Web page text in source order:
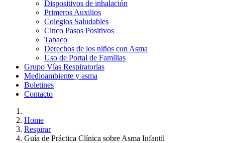
Dispositivos de inhalación
Primeros Auxilios
Colegios Saludables
Cinco Pasos Positivos
Tabaco
Derechos de los niños con Asma
Uso de Portal de Familias
Grupo Vías Respiratorias
Medioambiente y asma
Boletines
Contacto
Home
Respirar
Guía de Práctica Clínica sobre Asma Infantil